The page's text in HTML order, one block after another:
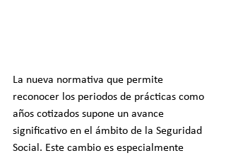
La nueva normativa que permite
reconocer los periodos de prácticas como
años cotizados supone un avance
significativo en el ámbito de la Seguridad
Social. Este cambio es especialmente